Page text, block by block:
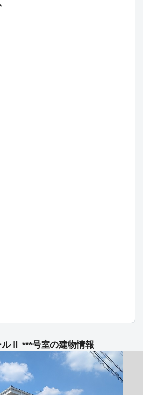
ルⅡ ***号室の建物情報